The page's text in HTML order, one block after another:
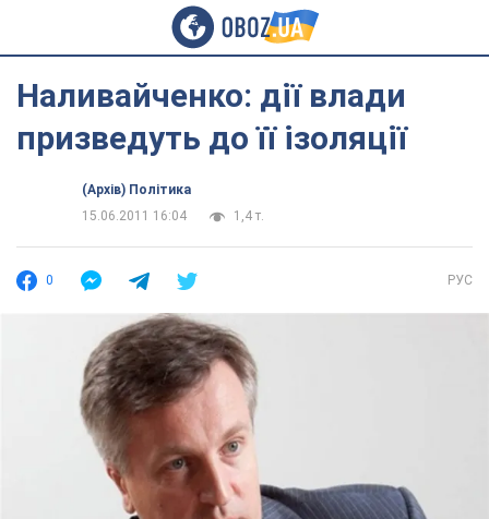
Наливайченко: дії влади
призведуть до її ізоляції
(Архів) Політика
15.06.2011 16:04
1,4 т.
0 РУС